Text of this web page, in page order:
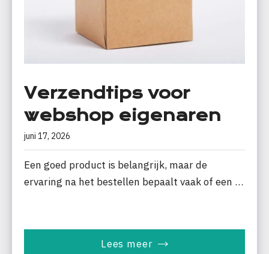
Verzendtips voor
webshop eigenaren
juni 17, 2026
Een goed product is belangrijk, maar de
ervaring na het bestellen bepaalt vaak of een …
Lees meer